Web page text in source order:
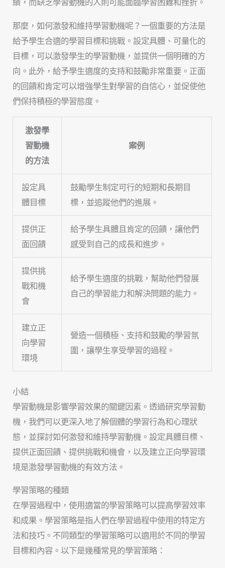
績，而缺乏學習動機的人則可能面臨學習困難和挫折。
那麼，如何激發和維持學習動機呢？一個重要的方法是
給予學生合適的學習目標和挑戰。設定具體、可量化的
目標，可以激發學生的學習動機，並提供一個明確的方
向。此外，給予學生適度的支持和鼓勵非常重要。正面
的回饋和肯定可以增強學生對學習的自信心，並促使他
們保持積極的學習態度。
激發學
習動機
的方法
案例
設定具
體目標
鼓勵學生制定可行的短期和長期目
標，並追蹤他們的進展。
提供正
面回饋
給予學生具體且肯定的回饋，讓他們
感受到自己的成長和進步。
提供挑
戰和機
會
給予學生適度的挑戰，幫助他們發展
自己的學習能力和解決問題的能力。
建立正
向學習
環境
營造一個積極、支持和鼓勵的學習氛
圍，讓學生享受學習的過程。
小結
學習動機是影響學習效果的關鍵因素。透過研究學習動
機，我們可以更深入地了解個體的學習行為和心理狀
態，並探討如何激發和維持學習動機。設定具體目標、
提供正面回饋、提供挑戰和機會，以及建立正向學習環
境是激發學習動機的有效方法。
學習策略的種類
在學習過程中，使用適當的學習策略可以提高學習效率
和成果。學習策略是指人們在學習過程中使用的特定方
法和技巧。不同類型的學習策略可以適用於不同的學習
目標和內容。以下是幾種常見的學習策略：